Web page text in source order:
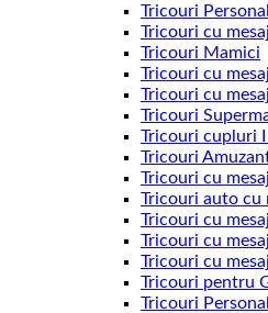
Tricouri
Tricouri cu
Tricouri Mamici
Tricouri cu
Tricouri cu
Tricouri
Tricouri cupluri
Tricouri
Tricouri cu
Tricouri auto cu
Tricouri cu
Tricouri cu
Tricouri cu
Tricouri pentru
Tricouri